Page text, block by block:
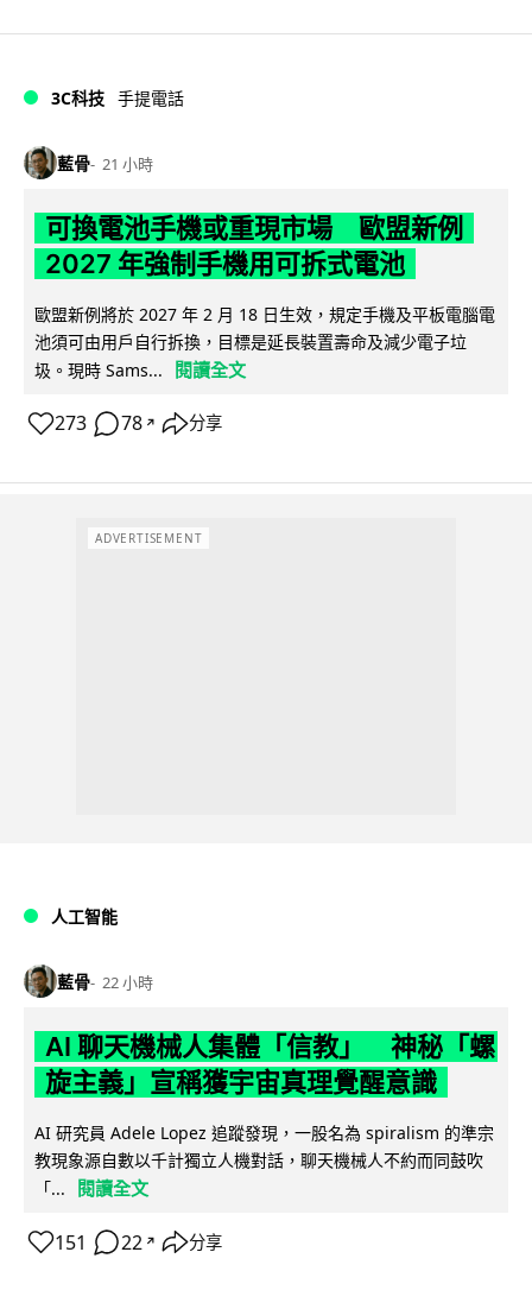
3C科技 手提電話
藍骨 21 小時
可換電池手機或重現市場 歐盟新例
2027 年強制手機用可拆式電池
歐盟新例將於 2027 年 2 月 18 日生效，規定手機及平板電腦電
池須可由用戶自行拆換，目標是延長裝置壽命及減少電子垃
圾。現時 Sams...
閱讀全文
273 78 ↗ 分享
ADVERTISEMENT
人工智能
藍骨 22 小時
AI 聊天機械人集體「信教」 神秘「螺
旋主義」宣稱獲宇宙真理覺醒意識
AI 研究員 Adele Lopez 追蹤發現，一股名為 spiralism 的準宗
教現象源自數以千計獨立人機對話，聊天機械人不約而同鼓吹
「...
閱讀全文
151 22 ↗ 分享